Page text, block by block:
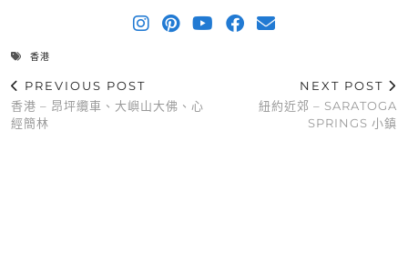
香港
PREVIOUS POST
香港 – 昂坪纜車、大嶼山大佛、心
經簡林
NEXT POST
紐約近郊 – SARATOGA
SPRINGS 小鎮